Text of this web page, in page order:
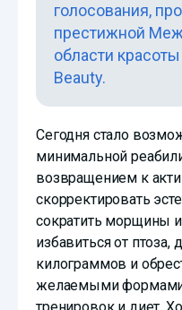
голосования,
престижной
области
Beauty.
Сегодня стало
минимальной
возвращением к
скорректировать
сократить морщины
избавиться от
килограммов и
желаемыми формами